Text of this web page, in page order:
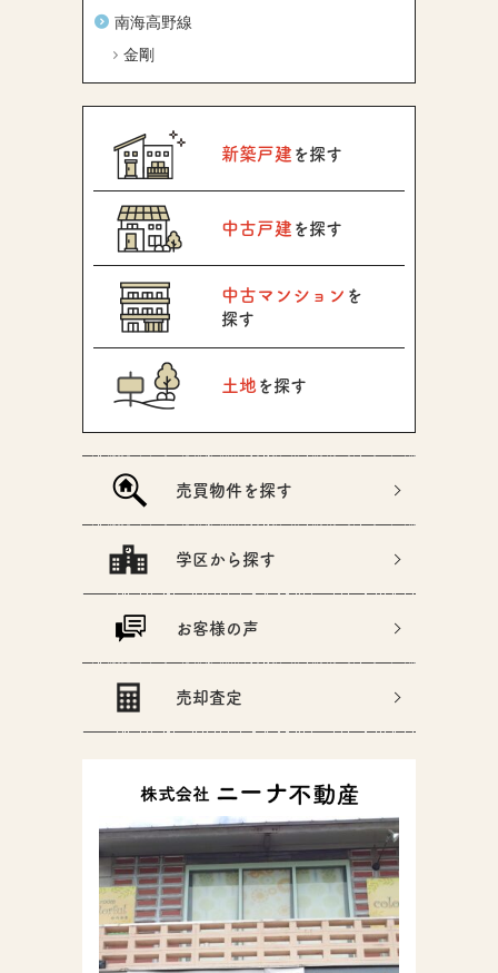
南海高野線
金剛
新築戸建 を探す
中古戸建 を探す
中古マンション を
探す
土地 を探す
売買物件を探す
学区から探す
お客様の声
売却査定
株式会社ニーナ不動
産